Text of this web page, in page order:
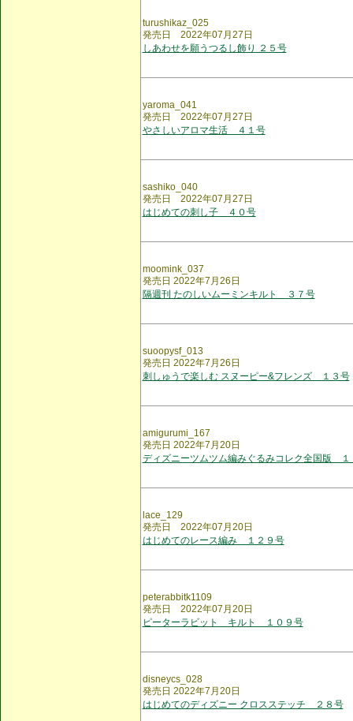
turushikaz_025
発売日 2022年07月27日
しあわせを願うつるし飾り ２５号
yaroma_041
発売日 2022年07月27日
やさしいアロマ生活 ４１号
sashiko_040
発売日 2022年07月27日
はじめての刺し子 ４０号
moomink_037
発売日 2022年7月26日
隔週刊 たのしいムーミンキルト ３７号
suoopysf_013
発売日 2022年7月26日
刺しゅうで楽しむ スヌーピー&フレンズ １３号
amigurumi_167
発売日 2022年7月20日
ディズニーツムツム編みぐるみコレク全国版 １
lace_129
発売日 2022年07月20日
はじめてのレース編み １２９号
peterabbitk1109
発売日 2022年07月20日
ピーターラビット キルト １０９号
disneycs_028
発売日 2022年7月20日
はじめてのディズニー クロスステッチ ２８号